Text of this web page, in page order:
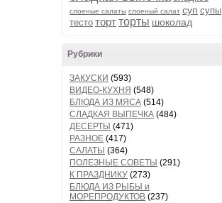
слоеные салаты слоеный салат суп супы
тесто тортторты шоколад
Рубрики
ЗАКУСКИ (593)
ВИДЕО-КУХНЯ (548)
БЛЮДА ИЗ МЯСА (514)
СЛАДКАЯ ВЫПЕЧКА (484)
ДЕСЕРТЫ (471)
РАЗНОЕ (417)
САЛАТЫ (364)
ПОЛЕЗНЫЕ СОВЕТЫ (291)
К ПРАЗДНИКУ (273)
БЛЮДА ИЗ РЫБЫ и
МОРЕПРОДУКТОВ (237)